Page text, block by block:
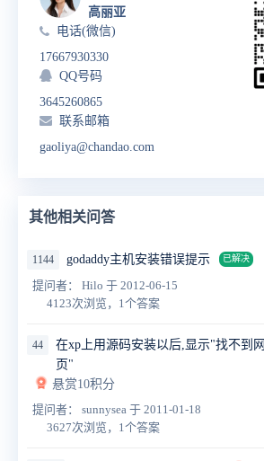
高丽亚
电话(微信)
17667930330
QQ号码
3645260865
联系邮箱
gaoliya@chandao.com
其他相关问答
1144 godaddy主机安装错误提示 已解决
提问者： Hilo 于 2012-06-15
4123次浏览，1个答案
44
在xp上用源码安装以后,显示"找不到网
页"
悬赏10积分
提问者： sunnysea 于 2011-01-18
3627次浏览，1个答案